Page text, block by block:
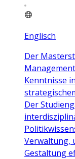
Englisch
Der
Kenntnisse
Der
Verwaltung,
Gestaltung